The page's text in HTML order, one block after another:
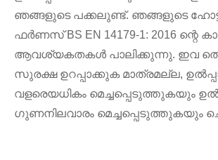
ഞങ്ങളുടെ പക്കലുണ്ട്. ഞങ്ങളുടെ
ഫർണസ് BS EN 14179-1: 2016 ന്റെ
ആവശ്യകതകൾ പാലിക്കുന്നു. ഇവ
സുരക്ഷ ഉറപ്പാക്കുക മാത്രമല്ല,
വളരെയധികം മെച്ചപ്പെടുത്തുകയും
ഗുണനിലവാരം മെച്ചപ്പെടുത്തുകയും